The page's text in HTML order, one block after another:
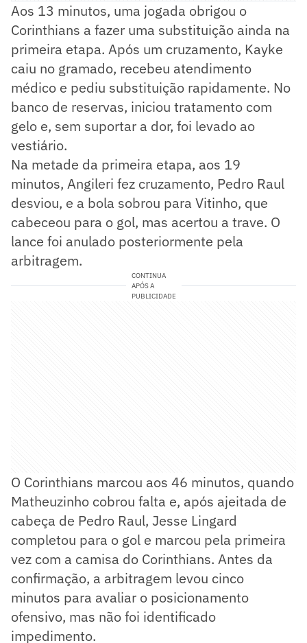
Aos 13 minutos, uma jogada obrigou o
Corinthians a fazer uma substituição ainda na
primeira etapa. Após um cruzamento, Kayke
caiu no gramado, recebeu atendimento
médico e pediu substituição rapidamente. No
banco de reservas, iniciou tratamento com
gelo e, sem suportar a dor, foi levado ao
vestiário.
Na metade da primeira etapa, aos 19
minutos, Angileri fez cruzamento, Pedro Raul
desviou, e a bola sobrou para Vitinho, que
cabeceou para o gol, mas acertou a trave. O
lance foi anulado posteriormente pela
arbitragem.
CONTINUA
APÓS A
PUBLICIDADE
O Corinthians marcou aos 46 minutos, quando
Matheuzinho cobrou falta e, após ajeitada de
cabeça de Pedro Raul, Jesse Lingard
completou para o gol e marcou pela primeira
vez com a camisa do Corinthians. Antes da
confirmação, a arbitragem levou cinco
minutos para avaliar o posicionamento
ofensivo, mas não foi identificado
impedimento.